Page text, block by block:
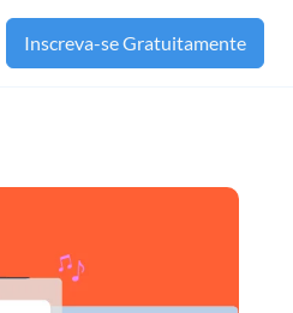
Inscreva-se Gratuitamente